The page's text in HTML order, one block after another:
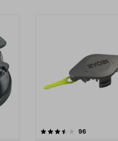
96anmeldelser
4.0 av 5 stjerner